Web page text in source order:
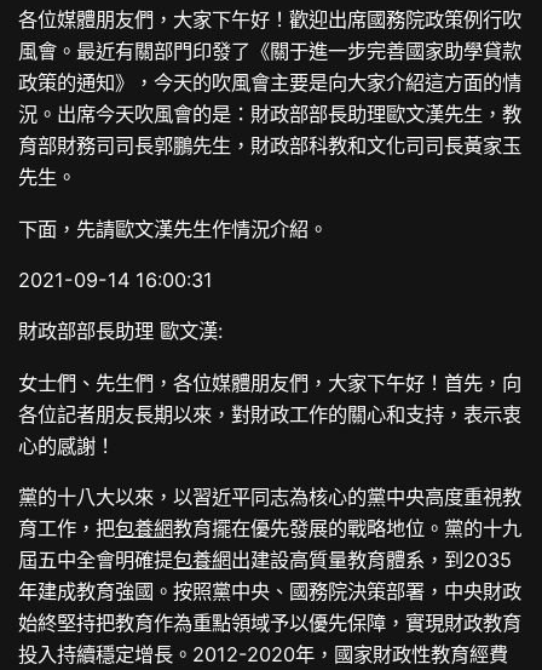
各位媒體朋友們，大家下午好！歡迎出席國務院政策例行吹
風會。最近有關部門印發了《關于進一步完善國家助學貸款
政策的通知》，今天的吹風會主要是向大家介紹這方面的情
況。出席今天吹風會的是：財政部部長助理歐文漢先生，教
育部財務司司長郭鵬先生，財政部科教和文化司司長黃家玉
先生。
下面，先請歐文漢先生作情況介紹。
2021-09-14 16:00:31
財政部部長助理 歐文漢:
女士們、先生們，各位媒體朋友們，大家下午好！首先，向
各位記者朋友長期以來，對財政工作的關心和支持，表示衷
心的感謝！
黨的十八大以來，以習近平同志為核心的黨中央高度重視教
育工作，把包養網教育擺在優先發展的戰略地位。黨的十九
屆五中全會明確提包養網出建設高質量教育體系，到2035
年建成教育強國。按照黨中央、國務院決策部署，中央財政
始終堅持把教育作為重點領域予以優先保障，實現財政教育
投入持續穩定增長。2012-2020年，國家財政性教育經費